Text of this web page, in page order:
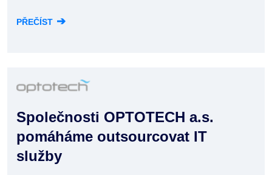
PŘEČÍST ➔
Společnosti OPTOTECH a.s.
pomáháme outsourcovat IT
služby